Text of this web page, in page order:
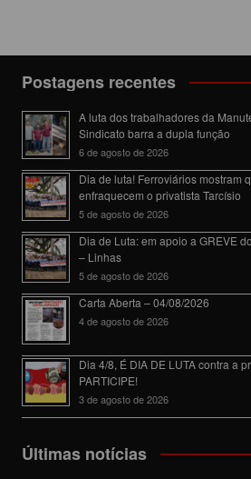
Postagens recentes
A luta dos trabalhadores da
Sindicato barra a dupla função
6 de agosto de 2026
Dia de luta! Ferroviários mostram
enfraquecem o privatista Tarcísio
5 de agosto de 2026
Dia de Luta: em apoio a GREVE
– Linhas
5 de agosto de 2026
Carta Aberta – 04/08/2026
4 de agosto de 2026
Dia 4/8, É DIA DE LUTA contra a
PARTICIPE!
3 de agosto de 2026
Últimas notícias